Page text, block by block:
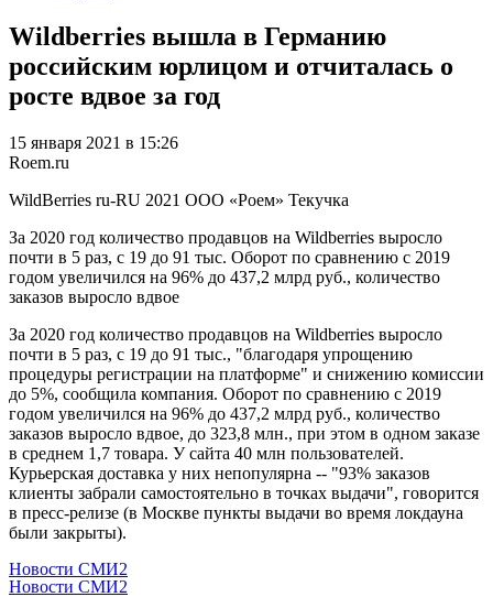
Wildberries вышла в Германию
российским юрлицом и отчиталась о
росте вдвое за год
15 января 2021 в 15:26
Roem.ru
WildBerries ru-RU 2021 ООО «Роем» Текучка
За 2020 год количество продавцов на Wildberries выросло
почти в 5 раз, с 19 до 91 тыс. Оборот по сравнению с 2019
годом увеличился на 96% до 437,2 млрд руб., количество
заказов выросло вдвое
За 2020 год количество продавцов на Wildberries выросло
почти в 5 раз, с 19 до 91 тыс., "благодаря упрощению
процедуры регистрации на платформе" и снижению комиссии
до 5%, сообщила компания. Оборот по сравнению с 2019
годом увеличился на 96% до 437,2 млрд руб., количество
заказов выросло вдвое, до 323,8 млн., при этом в одном заказе
в среднем 1,7 товара. У сайта 40 млн пользователей.
Курьерская доставка у них непопулярна -- "93% заказов
клиенты забрали самостоятельно в точках выдачи", говорится
в пресс-релизе (в Москве пункты выдачи во время локдауна
были закрыты).
Новости СМИ2
Новости СМИ2